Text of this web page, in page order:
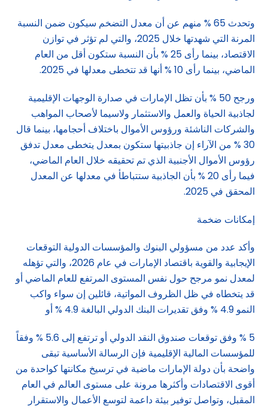
وتحدث 65 % منهم عن أن معدل التضخم سيكون ضمن النسبة
المرنة التي شهدتها خلال 2025، والتي لم تؤثر في توازن
الاقتصاد، بينما رأى 25 % بأن النسبة ستكون أقل من العام
الماضي، بينما رأى 10 % أنها قد تتخطى معدلها في 2025.
ورجح 50 % بأن تظل الإمارات في صدارة الوجهات الإقليمية
لجاذبية الحياة والعمل والاستثمار ولاسيما لأصحاب المواهب
والشركات الناشئة ورؤوس الأموال باختلاف أحجامها، بينما قال
30 % من الآراء إن جاذبيتها ستكون بمعدل يتخطى معدل تدفق
رؤوس الأموال الأجنبية الذي تم تحقيقه خلال العام الماضي،
فيما رأى 20 % بأن الجاذبية ستتباطأ في معدلها عن المعدل
المحقق في 2025.
إمكانات ضخمة
وأكد عدد من مسؤولي البنوك والمؤسسات الدولية التوقعات
الإيجابية والقوية باقتصاد الإمارات في عام 2026، والتي تؤهله
لمعدل نمو مرجح حول نفس المستوى المرتفع للعام الماضي أو
قد يتخطاه في ظل الظروف المواتية، قائلين إن سواء واكب
النمو 4.9 % وفق تقديرات البنك الدولي البالغة 4.9 % أو
5 % وفق توقعات صندوق النقد الدولي أو ترتفع إلى 5.6 % وفقاً
للمؤسسات المالية الإقليمية فإن الرسالة الأساسية تبقى
واضحة بأن دولة الإمارات ماضية في ترسيخ مكانتها كواحدة من
أقوى الاقتصادات وأكثرها مرونة على مستوى العالم في العام
المقبل، وتواصل توفير بيئة داعمة لتوسع الأعمال والاستقرار